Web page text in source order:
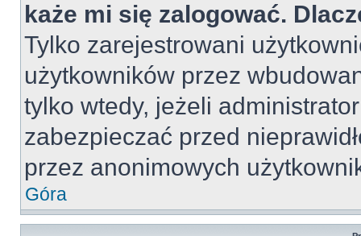
każe mi się zalogować.
Tylko zarejestrowani
użytkowników przez
tylko wtedy, jeżeli
zabezpieczać przed
przez anonimowych
Góra